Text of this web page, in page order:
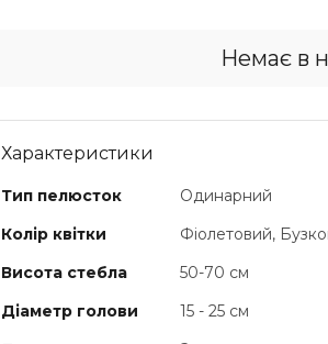
Немає в
Характеристики
Тип пелюсток
Одинарний
Колір квітки
Фіолетовий,
Висота стебла
50-70 см
Діаметр голови
15 - 25 см